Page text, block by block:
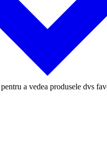
a vedea produsele dvs